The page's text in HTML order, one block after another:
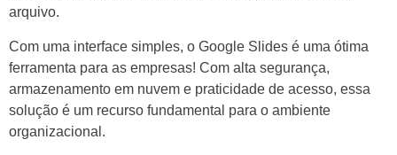
arquivo.
Com uma interface simples, o Google Slides é uma ótima
ferramenta para as empresas! Com alta segurança,
armazenamento em nuvem e praticidade de acesso, essa
solução é um recurso fundamental para o ambiente
organizacional.